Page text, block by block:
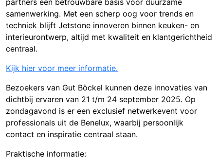
partners een betrouwbare basis voor duurzame
samenwerking. Met een scherp oog voor trends en
techniek blijft Jetstone innoveren binnen keuken- en
interieurontwerp, altijd met kwaliteit en klantgerichtheid
centraal.
Kijk hier voor meer informatie.
Bezoekers van Gut Böckel kunnen deze innovaties van
dichtbij ervaren van 21 t/m 24 september 2025. Op
zondagavond is er een exclusief netwerkevent voor
professionals uit de Benelux, waarbij persoonlijk
contact en inspiratie centraal staan.
Praktische informatie: